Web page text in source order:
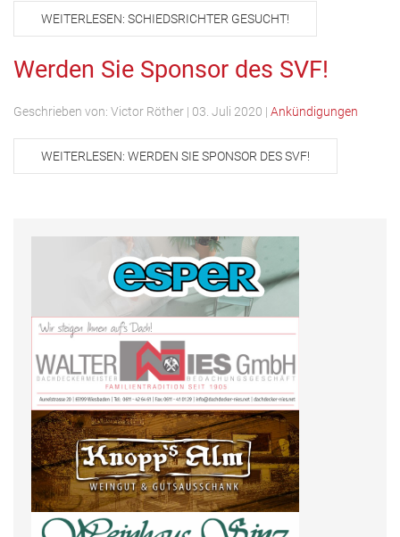
WEITERLESEN: SCHIEDSRICHTER GESUCHT!
Werden Sie Sponsor des SVF!
Geschrieben von: Victor Röther | 03. Juli 2020 | Ankündigungen
WEITERLESEN: WERDEN SIE SPONSOR DES SVF!